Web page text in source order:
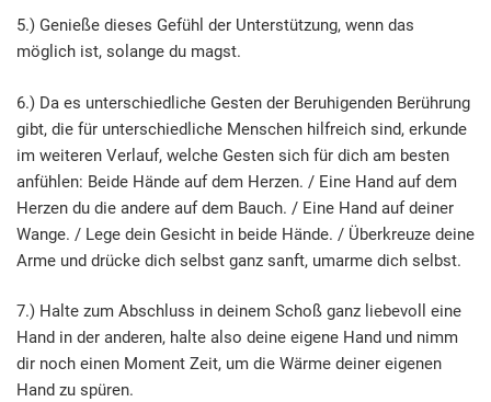
5.) Genieße dieses Gefühl der Unterstützung, wenn das
möglich ist, solange du magst.
6.) Da es unterschiedliche Gesten der Beruhigenden Berührung
gibt, die für unterschiedliche Menschen hilfreich sind, erkunde
im weiteren Verlauf, welche Gesten sich für dich am besten
anfühlen: Beide Hände auf dem Herzen. / Eine Hand auf dem
Herzen du die andere auf dem Bauch. / Eine Hand auf deiner
Wange. / Lege dein Gesicht in beide Hände. / Überkreuze deine
Arme und drücke dich selbst ganz sanft, umarme dich selbst.
7.) Halte zum Abschluss in deinem Schoß ganz liebevoll eine
Hand in der anderen, halte also deine eigene Hand und nimm
dir noch einen Moment Zeit, um die Wärme deiner eigenen
Hand zu spüren.